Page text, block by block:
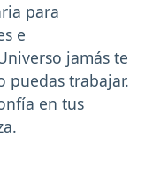
para
e
jamás te
puedas trabajar.
en tus